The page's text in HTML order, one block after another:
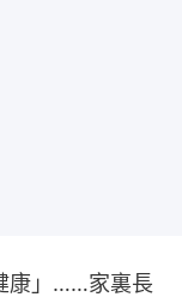
康」……家裏長